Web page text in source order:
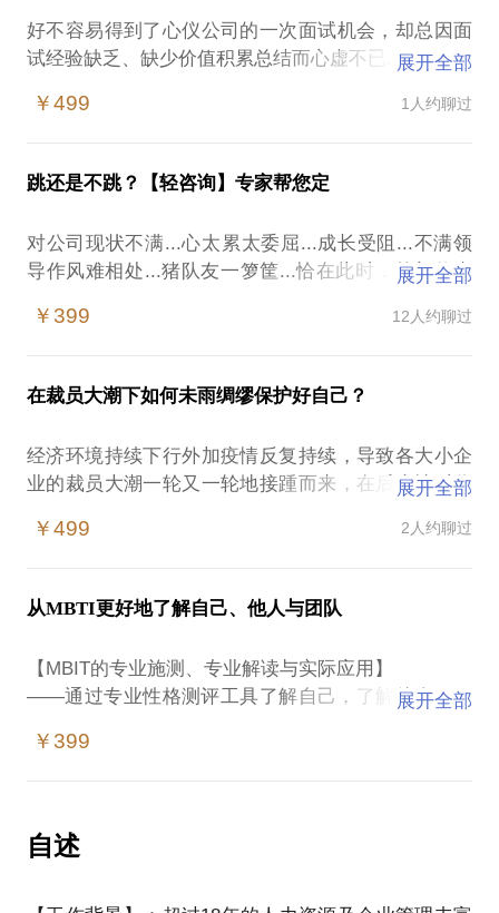
关于下一次的跳槽，您到底想清楚了么？
职场里的每一次的抉择，我们其实都在制作自己的履
历，您当前的履历还漂亮么？
很久都没有面试了，面试时需要注意哪些事项呢？
无论您是职场新兵还是社会老将，可能您都会时不时
的在脑海中冒出以上这些困惑。只要通过一次深度的
沟通，思考熊就会结合您的具体情况和需要，让您获
得不限于如下的收获：
数；
优化自己当前履历的专业展示，凸显自身优势和亮
点；
执行步骤；
巧管理与猎头的沟通；
更多意想不到的收获等您来自己挖掘开发。
部门负责人；在接触了社会近万名形形色色的职场人
焦虑基本了然于胸，期望能在“在行”这个平台通过自
好不容易得到了心仪公司的一次面试机会，却总因面
试经验缺乏、缺少价值积累总结而心虚不已...
如何做一个适合自己特色的自我介绍？怎样才能在看
献？如何应对扑克脸面试官的刁钻问题和咄咄逼人的
压力面试？如何又能在不失风度的在合适的节奏点有
种种关于面试困惑及疑问，问同事，问领导，问朋友
若都没有合适人选，那就来到我这里试试看吧~
试路！
展开全部
￥499 1人约聊过
跳还是不跳？【轻咨询】专家帮您定
对公司现状不满...心太累太委屈...成长受阻...不满领
导作风难相处...猪队友一箩筐...恰在此时，外部伸来
吗？还是说仅仅是从一个坑跳到另一个坑重复悲剧？
To be or not to be, that is the question! 是跳，还是不
家以【真实身边案例、丰富实战经验，专业咨询工
具】帮您好好分析一下吧！
展开全部
￥399 12人约聊过
在裁员大潮下如何未雨绸缪保护好自己？
经济环境持续下行外加疫情反复持续，导致各大小企
业的裁员大潮一轮又一轮地接踵而来，在后疫情时代
宁，担心着自己哪天一个不小心就“被失业”了...
*试用期马上到期了，突然告诉你要来一个述职或突然
告诉你可能不合适...
大难以接受...
*公司或部门正在筹备组织大调整，你所在的团队被牵
扯其中...
当...
*自己空降管理新团队后，发现有心机刺头下属总想串
展开全部
￥499 2人约聊过
从MBTI更好地了解自己、他人与团队
【MBIT的专业施测、专业解读与实际应用】
——通过专业性格测评工具了解自己，了解他人，了
成近20种世界主要语言，每年世界范围内有约300-
500万人使用MBTI测评工具，其中不乏许多世界500强
展开全部
￥399
自述